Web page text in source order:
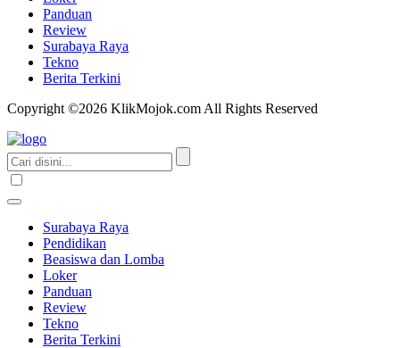
Panduan
Review
Surabaya Raya
Tekno
Berita Terkini
Copyright ©2026 KlikMojok.com All Rights Reserved
Surabaya Raya
Pendidikan
Beasiswa dan Lomba
Loker
Panduan
Review
Tekno
Berita Terkini